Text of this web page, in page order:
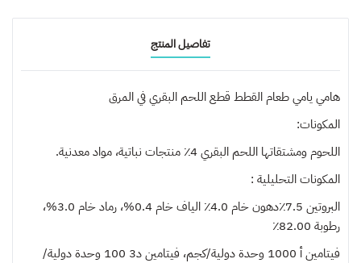
تفاصيل المنتج
هامي يامي طعام القطط قطع اللحم البقري في المرق
المكونات:
اللحوم ومشتقاتها اللحم البقري 4٪ منتجات نباتية، مواد معدنية.
المكونات التحليلية :
البروتين 7.5٪دهون خام 4.0٪ الياف خام 0.4%، رماد خام 3.0%،
رطوبة 82.00٪
فيتامين أ 1000 وحدة دولية/كجم، فيتامين د3 100 وحدة دولية/